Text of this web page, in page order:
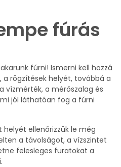
fúrás
fúrni! Ismerni kell hozzá
rögzítések helyét, továbbá a
vízmérték, a mérőszalag és
jól láthatóan fog a fúrni
helyét ellenőrizzük le még
a távolságot, a vízszintet
felesleges furatokat a